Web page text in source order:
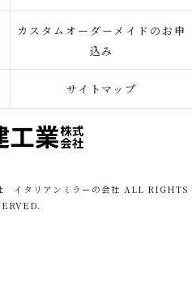
カスタムオーダーメイドのお申
込み
サイトマップ
イタリアンミラーの会社 ALL RIGHTS